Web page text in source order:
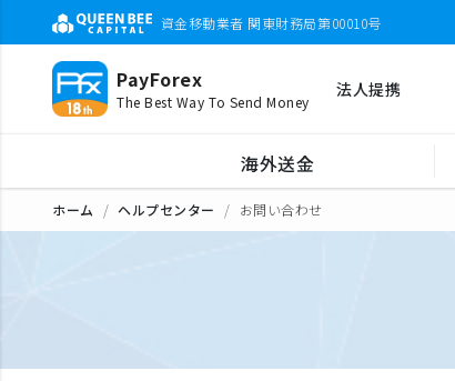
資金移動業者 関東財務局第00010号
PayForex
The Best Way To Send Money
法人提携
海外送金
ホーム ヘルプセンター お問い合わせ